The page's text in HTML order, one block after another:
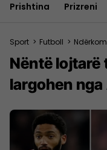
Prishtina Prizreni
Sport > Futboll >
Nëntë lojtarë
largohen